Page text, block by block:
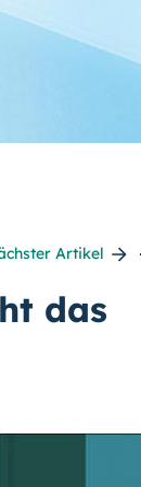
Artikel
das